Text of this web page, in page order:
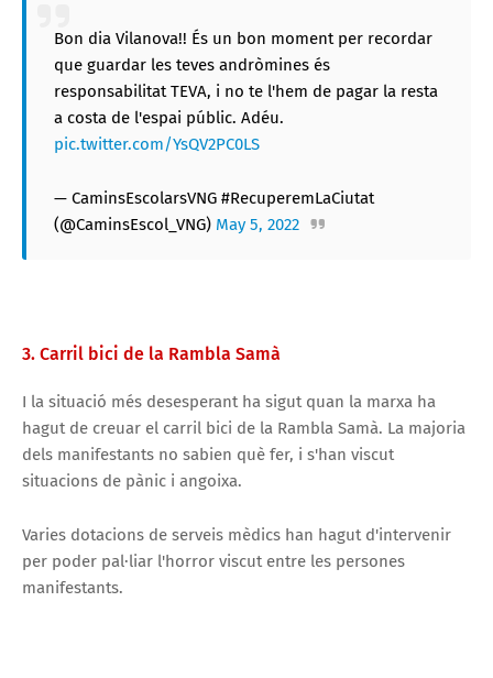
Bon dia Vilanova!! És un bon moment per recordar
que guardar les teves andròmines és
responsabilitat TEVA, i no te l'hem de pagar la resta
a costa de l'espai públic. Adéu.
pic.twitter.com/YsQV2PC0LS
— CaminsEscolarsVNG #RecuperemLaCiutat
(@CaminsEscol_VNG) May 5, 2022
3. Carril bici de la Rambla Samà
I la situació més desesperant ha sigut quan la marxa ha
hagut de creuar el carril bici de la Rambla Samà. La majoria
dels manifestants no sabien què fer, i s'han viscut
situacions de pànic i angoixa.
Varies dotacions de serveis mèdics han hagut d'intervenir
per poder pal·liar l'horror viscut entre les persones
manifestants.